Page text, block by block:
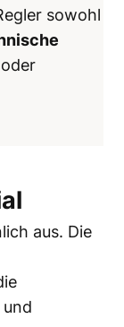
sowohl
aus. Die